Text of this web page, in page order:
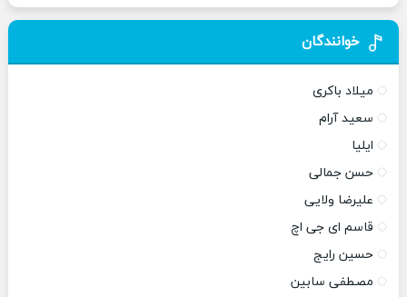
خوانندگان
میلاد باکری
سعید آرام
ایلیا
حسن جمالی
علیرضا ولایی
قاسم ای جی اچ
حسین رایج
مصطفی سابین